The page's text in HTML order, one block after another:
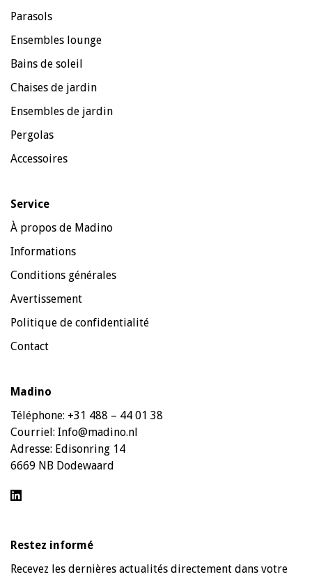
Parasols
Ensembles lounge
Bains de soleil
Chaises de jardin
Ensembles de jardin
Pergolas
Accessoires
Service
À propos de Madino
Informations
Conditions générales
Avertissement
Politique de confidentialité
Contact
Madino
Téléphone: +31 488 – 44 01 38
Courriel: Info@madino.nl
Adresse: Edisonring 14
6669 NB Dodewaard
Restez informé
Recevez les dernières actualités directement dans votre